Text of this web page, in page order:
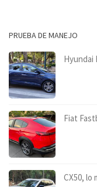
PRUEBA DE MANEJO
Hyundai
Fiat
CX50, lo